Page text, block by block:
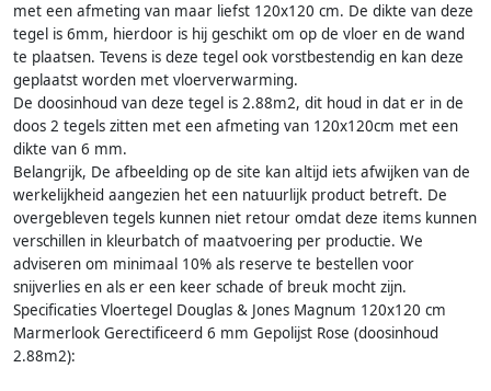
met een afmeting van maar liefst 120x120 cm. De dikte van deze
tegel is 6mm, hierdoor is hij geschikt om op de vloer en de wand
te plaatsen. Tevens is deze tegel ook vorstbestendig en kan deze
geplaatst worden met vloerverwarming.
De doosinhoud van deze tegel is 2.88m2, dit houd in dat er in de
doos 2 tegels zitten met een afmeting van 120x120cm met een
dikte van 6 mm.
Belangrijk, De afbeelding op de site kan altijd iets afwijken van de
werkelijkheid aangezien het een natuurlijk product betreft. De
overgebleven tegels kunnen niet retour omdat deze items kunnen
verschillen in kleurbatch of maatvoering per productie. We
adviseren om minimaal 10% als reserve te bestellen voor
snijverlies en als er een keer schade of breuk mocht zijn.
Specificaties Vloertegel Douglas & Jones Magnum 120x120 cm
Marmerlook Gerectificeerd 6 mm Gepolijst Rose (doosinhoud
2.88m2):